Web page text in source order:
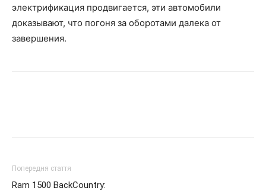
электрификация продвигается, эти автомобили
доказывают, что погоня за оборотами далека от
завершения.
Попередня стаття
Ram 1500 BackCountry: